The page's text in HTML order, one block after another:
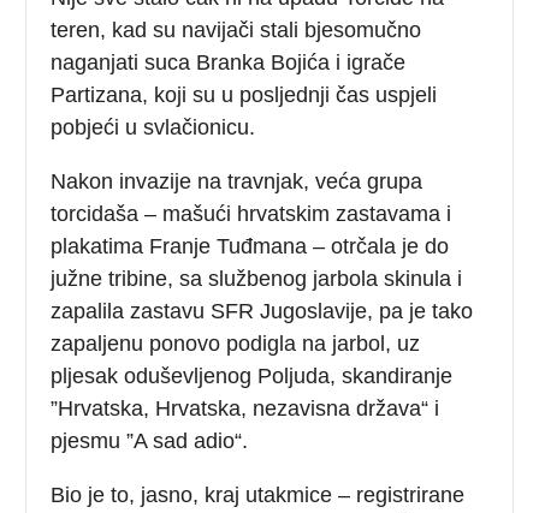
teren, kad su navijači stali bjesomučno
naganjati suca Branka Bojića i igrače
Partizana, koji su u posljednji čas uspjeli
pobjeći u svlačionicu.
Nakon invazije na travnjak, veća grupa
torcidaša – mašući hrvatskim zastavama i
plakatima Franje Tuđmana – otrčala je do
južne tribine, sa službenog jarbola skinula i
zapalila zastavu SFR Jugoslavije, pa je tako
zapaljenu ponovo podigla na jarbol, uz
pljesak oduševljenog Poljuda, skandiranje
”Hrvatska, Hrvatska, nezavisna država“ i
pjesmu ”A sad adio“.
Bio je to, jasno, kraj utakmice – registrirane